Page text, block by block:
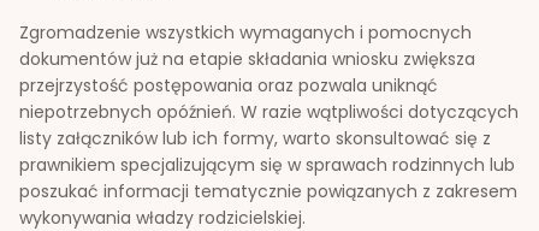
Zgromadzenie wszystkich wymaganych i pomocnych
dokumentów już na etapie składania wniosku zwiększa
przejrzystość postępowania oraz pozwala uniknąć
niepotrzebnych opóźnień. W razie wątpliwości dotyczących
listy załączników lub ich formy, warto skonsultować się z
prawnikiem specjalizującym się w sprawach rodzinnych lub
poszukać informacji tematycznie powiązanych z zakresem
wykonywania władzy rodzicielskiej.